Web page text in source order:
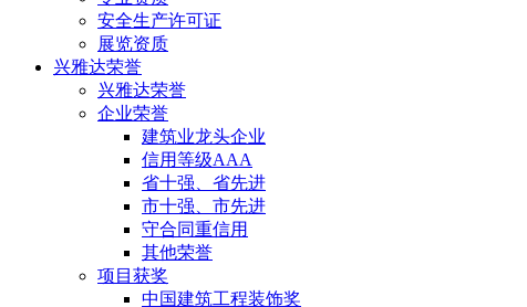
安全生产许可证
展览资质
兴雅达荣誉
兴雅达荣誉
企业荣誉
建筑业龙头企业
信用等级AAA
省十强、省先进
市十强、市先进
守合同重信用
其他荣誉
项目获奖
中国建筑工程装饰奖